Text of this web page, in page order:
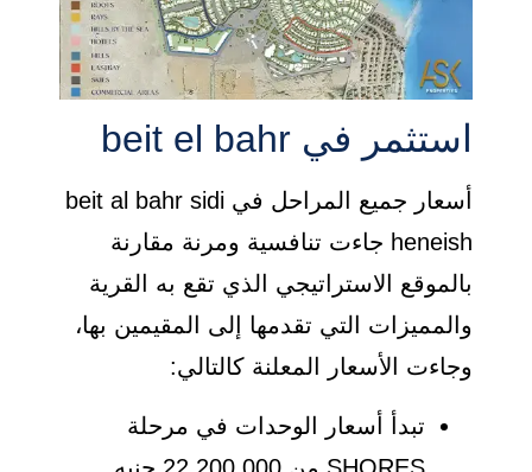
استثمر في beit el bahr
أسعار جميع المراحل في beit al bahr sidi
heneish جاءت تنافسية ومرنة مقارنة
بالموقع الاستراتيجي الذي تقع به القرية
والمميزات التي تقدمها إلى المقيمين بها،
وجاءت الأسعار المعلنة كالتالي:
تبدأ أسعار الوحدات في مرحلة